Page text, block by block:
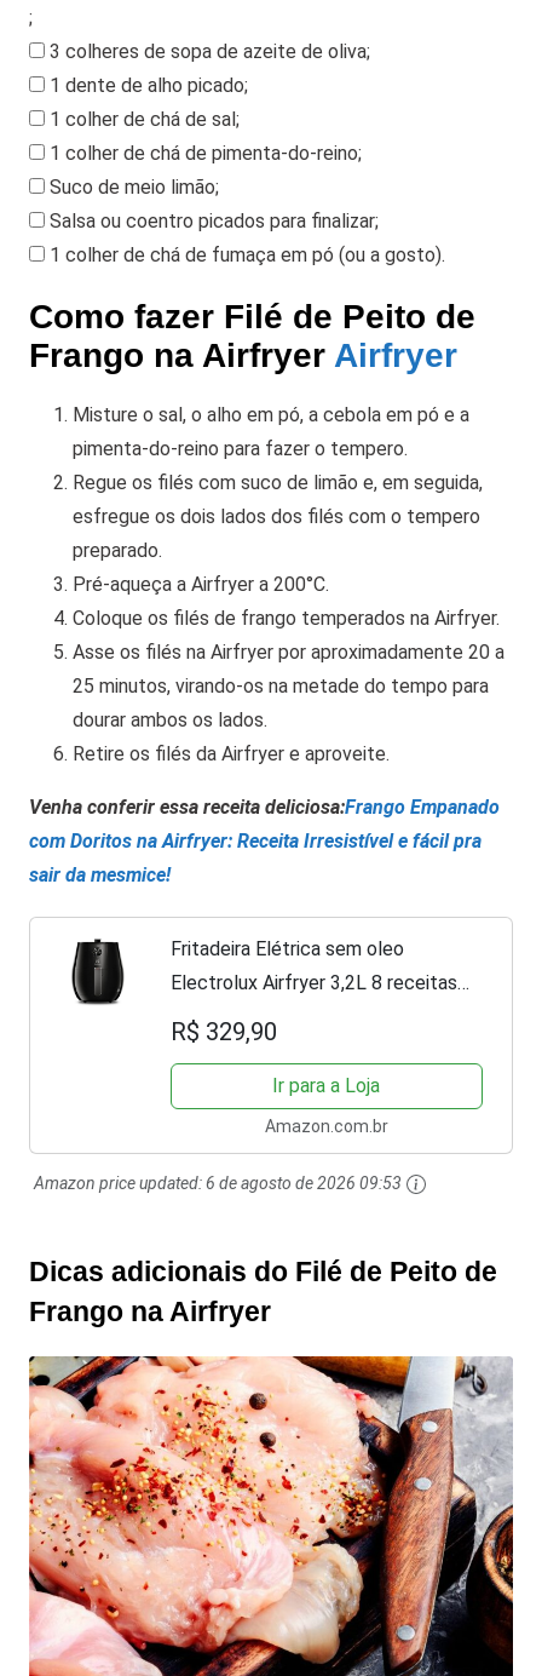
;
3 colheres de sopa de azeite de oliva;
1 dente de alho picado;
1 colher de chá de sal ;
1 colher de chá de pimenta-do-reino;
Suco de meio limão;
Salsa ou coentro picados para finalizar;
1 colher de chá de fumaça em pó (ou a gosto).
Como fazer Filé de Peito de
Frango na Airfryer Airfryer
Misture o sal, o alho em pó, a cebola em pó e a
pimenta-do-reino para fazer o tempero.
Regue os filés com suco de limão e, em seguida,
esfregue os dois lados dos filés com o tempero
preparado.
Pré-aqueça a Airfryer a 200°C.
Coloque os filés de frango temperados na Airfryer.
Asse os filés na Airfryer por aproximadamente 20 a
25 minutos, virando-os na metade do tempo para
dourar ambos os lados.
Retire os filés da Airfryer e aproveite.
Venha conferir essa receita deliciosa:Frango Empanado
com Doritos na Airfryer: Receita Irresistível e fácil pra
sair da mesmice!
Fritadeira Elétrica sem oleo
Electrolux Airfryer 3,2L 8 receitas
pré-sugeridas desligamento
automático time sonoro 1400W
EAF10 preta 127v por Rita Lobo
R$ 329,90
Ir para a Loja
Amazon.com.br
Amazon price updated:6 de agosto de 2026 09:53
Dicas adicionais do Filé de Peito de
Frango na Airfryer